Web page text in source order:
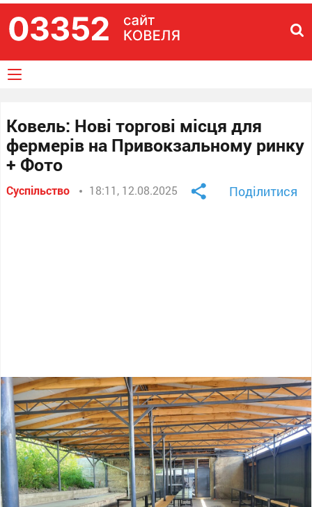
Ковель: Нові торгові місця для
фермерів на Привокзальному ринку
+ Фото
Суспільство 18:11, 12.08.2025 Поділитися